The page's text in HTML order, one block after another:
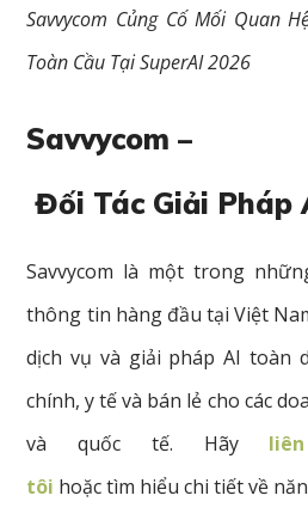
Savvycom Củng Cố Mối Quan
Toàn Cầu Tại SuperAI 2026
Savvycom –
Đối Tác Giải Pháp
Savvycom là một trong
thông tin hàng đầu tại Việt
dịch vụ và giải pháp AI toàn
chính, y tế và bán lẻ cho các
và quốc tế. Hãy
tôi hoặc tìm hiểu chi tiết về